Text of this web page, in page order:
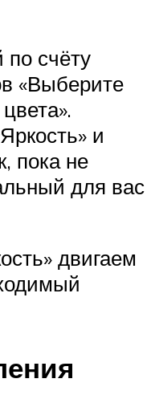
счёту
«Выберите
и
пока не
для вас
двигаем